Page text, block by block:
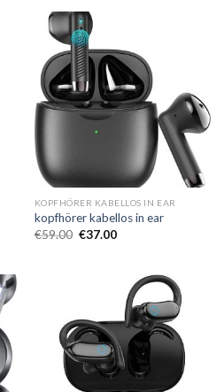
KOPFHÖRER KABELLOS IN EAR
kopfhörer kabellos in ear
€59.00 €37.00